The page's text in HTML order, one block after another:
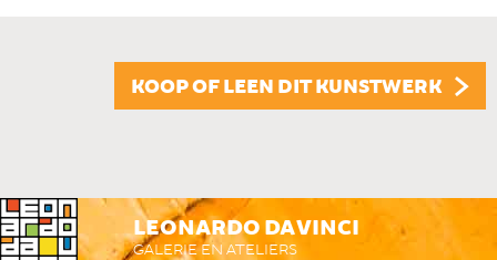
KOOP OF LEEN DIT KUNSTWERK
LEONARDO DA VINCI
GALERIE EN ATELIERS